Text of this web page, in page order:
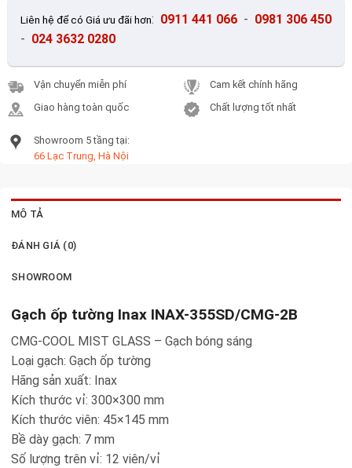
Liên hệ để có Giá ưu đãi hơn: 0911 441 066 - 0981 306 450
- 024 3632 0280
Vận chuyển miễn phí
Giao hàng toàn quốc
Cam kết chính hãng
Chất lượng tốt nhất
Showroom 5 tầng tại:
66 Lạc Trung, Hà Nội
MÔ TẢ
ĐÁNH GIÁ (0)
SHOWROOM
Gạch ốp tường Inax INAX-355SD/CMG-2B
CMG-COOL MIST GLASS – Gạch bóng sáng
Loại gạch: Gạch ốp tường
Hãng sản xuất: Inax
Kích thước vỉ: 300×300 mm
Kích thước viên: 45×145 mm
Bề dày gạch: 7 mm
Số lượng trên vỉ: 12 viên/vỉ